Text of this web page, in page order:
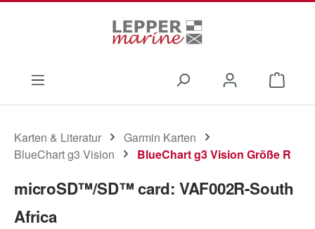
Karten & Literatur
Garmin Karten
BlueChart g3 Vision
BlueChart g3 Vision Größe R
microSD™/SD™ card: VAF002R-South
Africa